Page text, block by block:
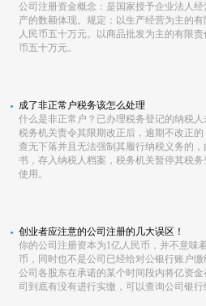
公司注册资金概念：是国家授予企业法人
产的数额体现。规定：以生产经营为主的
人民币五十万元。以商品批发为主的有限
币五十万元。
成了非正常户税务该怎么处理
什么是非正常户？已办理税务登记的纳税
税务机关责令其限期改正后，逾期不改正
查无下落并且无法强制其履行纳税义务的
书，存入纳税人档案，税务机关暂停其税
使用。
创业者应注意的公司注册的几大误区！
你的公司注册资本为1亿人民币，并不意味
币，同时也不是公司已经给对公银行账户
公司各股东在承诺的某个时间段内将亿资
司到底有没有进行实缴，可以查询公司银行